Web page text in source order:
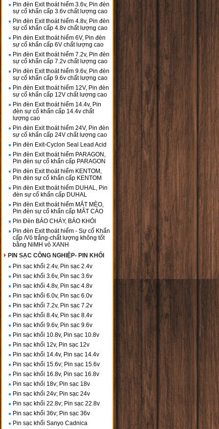
Pin đèn Exit thoát hiểm 3.6v, Pin đèn
sự cố khẩn cấp 3.6v chất lượng cao
Pin đèn Exit thoát hiểm 4.8v, Pin đèn
sự cố khẩn cấp 4.8v chất lượng cao
Pin đèn Exit thoát hiểm 6V, Pin đèn
sự cố khẩn cấp 6V chất lượng cao
Pin đèn Exit thoát hiểm 7.2v, Pin đèn
sự cố khẩn cấp 7.2v chất lượng cao
Pin đèn Exit thoát hiểm 9.6v, Pin đèn
sự cố khẩn cấp 9.6v chất lượng cao
Pin đèn Exit thoát hiểm 12V, Pin đèn
sự cố khẩn cấp 12V chất lượng cao
Pin đèn Exit thoát hiểm 14.4v, Pin
đèn sự cố khẩn cấp 14.4v chất
lượng cao
Pin đèn Exit thoát hiểm 24V, Pin đèn
sự cố khẩn cấp 24V chất lượng cao
Pin đèn Exit-Cyclon Seal Lead Acid
Pin đèn Exit thoát hiểm PARAGON,
Pin đèn sự cố khẩn cấp PARAGON
Pin đèn Exit thoát hiểm KENTOM,
Pin đèn sự cố khẩn cấp KENTOM
Pin đèn Exit thoát hiểm DUHAL, Pin
đèn sự cố khẩn cấp DUHAL
Pin đèn Exit thoát hiểm MẮT MÈO,
Pin đèn sự cố khẩn cấp MẮT CÁO
Pin Đèn BÁO CHÁY, BÁO KHÓI
Pin đèn Exit thoát hiểm - Sự cố Khẩn
cấp /Vỏ trắng-chất lượng không tốt
bằng NiMH vỏ XANH
PIN SẠC CÔNG NGHIỆP- PIN KHỐI
Pin sạc khối 2.4v, Pin sạc 2.4v
Pin sạc khối 3.6v, Pin sạc 3.6v
Pin sạc khối 4.8v, Pin sạc 4.8v
Pin sạc khối 6.0v, Pin sạc 6.0v
Pin sạc khối 7.2v, Pin sạc 7.2v
Pin sạc khối 8.4v, Pin sạc 8.4v
Pin sạc khối 9.6v, Pin sạc 9.6v
Pin sạc khối 10.8v, Pin sạc 10.8v
Pin sạc khối 12v, Pin sạc 12v
Pin sạc khối 14.4v, Pin sạc 14.4v
Pin sạc khối 15.6v; Pin sạc 15.6v
Pin sạc khối 16.8v, Pin sạc 16.8v
Pin sạc khối 18v; Pin sạc 18v
Pin sạc khối 24v; Pin sạc 24v
Pin sạc khối 22.8v; Pin sạc 22.8v
Pin sạc khối 36v; Pin sạc 36v
Pin sạc khối Sanyo Cadnica